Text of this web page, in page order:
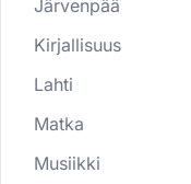
Järvenpää
Kirjallisuus
Lahti
Matka
Musiikki